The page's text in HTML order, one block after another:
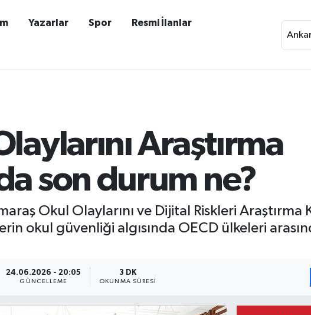
Yazarlar Spor Resmi İlanlar
Araştırma
son durum ne?
Okul Olaylarını ve Dijital Riskleri
okul güvenliği algısında OECD ülkeleri
24.06.2026 - 20:05
GÜNCELLEME
3 DK
OKUNMA SÜRESI